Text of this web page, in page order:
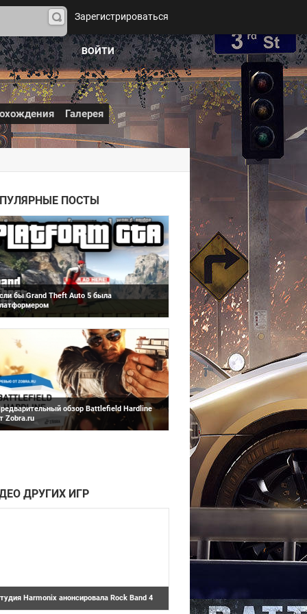
На
йти
Зарегистрироваться
ВОЙТИ
Галерея
ПОСТЫ
Theft Auto 5
бы Grand Theft Auto 5 была
Ребята с Youtube канала 8-BIT BASTARD
Hardline
обзор Battlefield Hardline
Zobra.ru
Одна из основных проблем любой
ДРУГИХ ИГР
железо
Harmonix анонсировала Rock Band 4
железо